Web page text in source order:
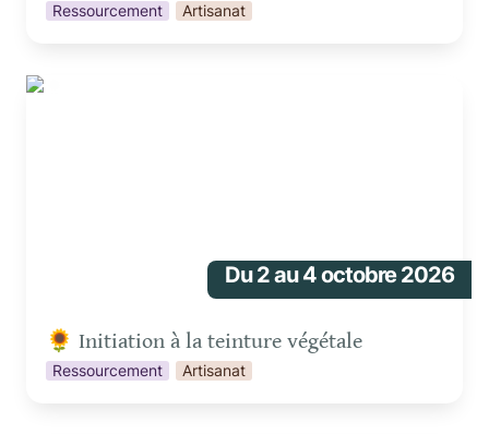
Ressourcement Artisanat
🌻 Initiation à la teinture végétale
🌻 Initiation à la teinture végétale
Ressourcement Artisanat
Du 2 au 4 octobre 2026